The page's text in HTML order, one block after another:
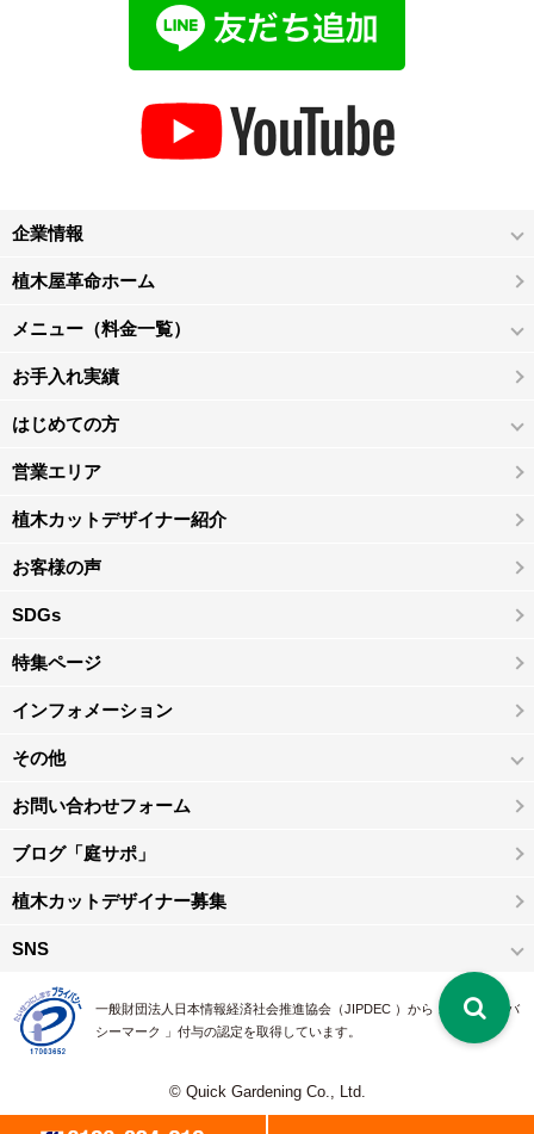
企業情報
植木屋革命ホーム
メニュー（料金一覧）
お手入れ実績
はじめての方
営業エリア
植木カットデザイナー紹介
お客様の声
SDGs
特集ページ
インフォメーション
その他
お問い合わせフォーム
ブログ「庭サポ」
植木カットデザイナー募集
SNS
一般財団法人日本情報経済社会推進協会（JIPDEC ）から 、「 プライバ
シーマーク 」付与の認定を取得しています。
© Quick Gardening Co., Ltd.